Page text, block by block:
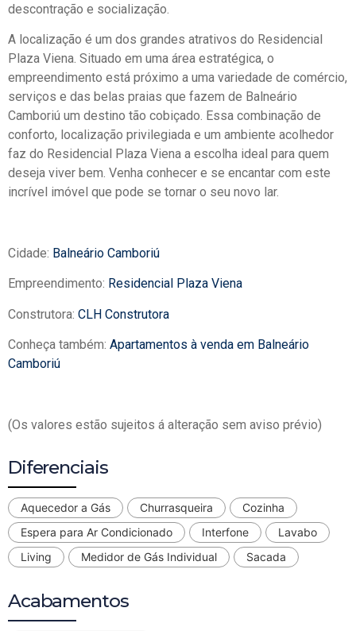
descontração e socialização.
A localização é um dos grandes atrativos do Residencial
Plaza Viena. Situado em uma área estratégica, o
empreendimento está próximo a uma variedade de comércio,
serviços e das belas praias que fazem de Balneário
Camboriú um destino tão cobiçado. Essa combinação de
conforto, localização privilegiada e um ambiente acolhedor
faz do Residencial Plaza Viena a escolha ideal para quem
deseja viver bem. Venha conhecer e se encantar com este
incrível imóvel que pode se tornar o seu novo lar.
Cidade: Balneário Camboriú
Empreendimento: Residencial Plaza Viena
Construtora: CLH Construtora
Conheça também: Apartamentos à venda em Balneário
Camboriú
(Os valores estão sujeitos á alteração sem aviso prévio)
Diferenciais
Aquecedor a Gás Churrasqueira
Cozinha
Espera para Ar Condicionado
Interfone
Lavabo
Living
Medidor de Gás Individual Sacada
Acabamentos